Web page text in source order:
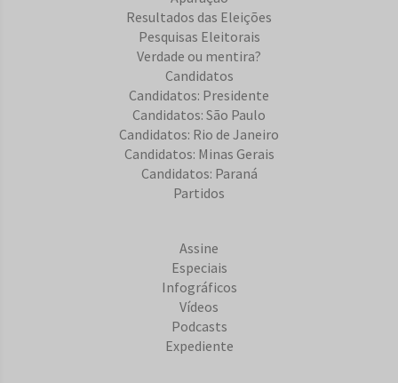
Resultados das Eleições
Pesquisas Eleitorais
Verdade ou mentira?
Candidatos
Candidatos: Presidente
Candidatos: São Paulo
Candidatos: Rio de Janeiro
Candidatos: Minas Gerais
Candidatos: Paraná
Partidos
Assine
Especiais
Infográficos
Vídeos
Podcasts
Expediente